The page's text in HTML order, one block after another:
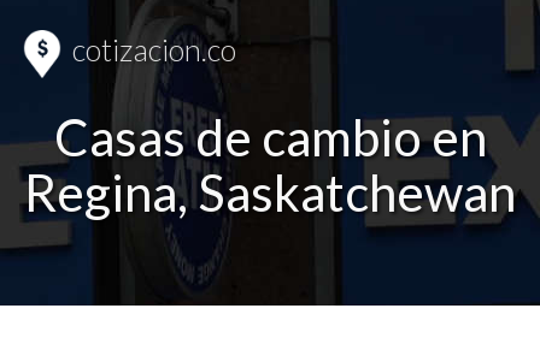
cotizacion.co
Casas de cambio en
Regina, Saskatchewan